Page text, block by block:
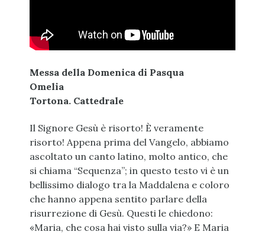
Messa della Domenica di Pasqua
Omelia
Tortona. Cattedrale
Il Signore Gesù è risorto! È veramente
risorto! Appena prima del Vangelo, abbiamo
ascoltato un canto latino, molto antico, che
si chiama “Sequenza”; in questo testo vi è un
bellissimo dialogo tra la Maddalena e coloro
che hanno appena sentito parlare della
risurrezione di Gesù. Questi le chiedono:
«Maria, che cosa hai visto sulla via?» E Maria